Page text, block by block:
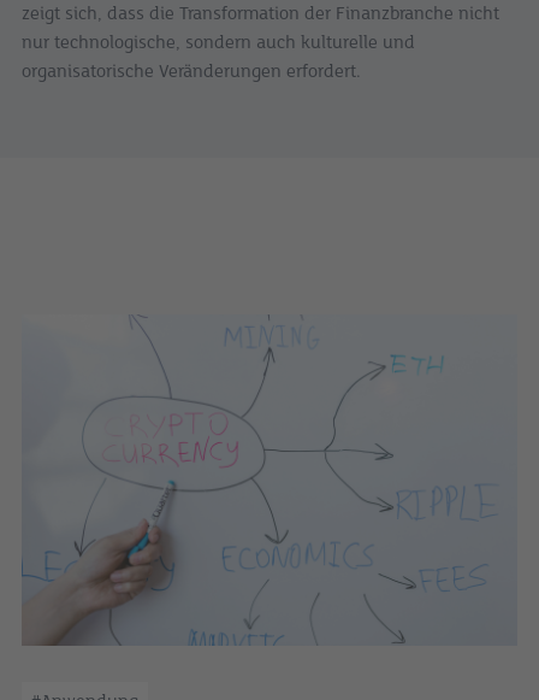
zeigt sich, dass die Transformation der Finanzbranche nicht
nur technologische, sondern auch kulturelle und
organisatorische Veränderungen erfordert.